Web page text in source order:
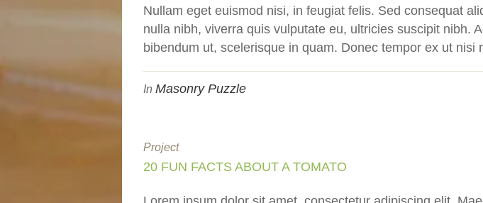
Nullam eget euismod nisi, in feugiat felis. Sed consequat
nulla nibh, viverra quis vulputate eu, ultricies suscipit nibh.
bibendum ut, scelerisque in quam. Donec tempor ex ut
In Masonry Puzzle
Project
20 FUN FACTS ABOUT A TOMATO